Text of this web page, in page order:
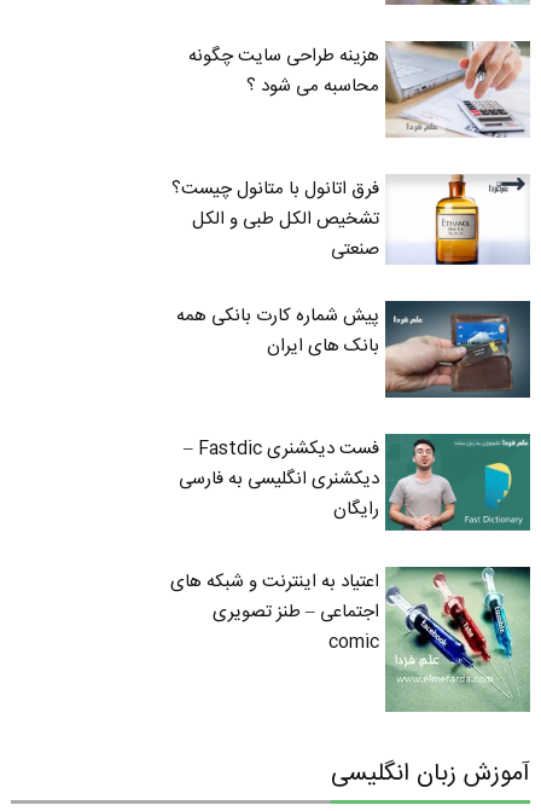
هزینه طراحی سایت چگونه
محاسبه می شود ؟
فرق اتانول با متانول چیست؟
تشخیص الکل طبی و الکل
صنعتی
پیش شماره کارت بانکی همه
بانک های ایران
فست دیکشنری Fastdic –
دیکشنری انگلیسی به فارسی
رایگان
اعتیاد به اینترنت و شبکه های
اجتماعی – طنز تصویری
comic
آموزش زبان انگلیسی